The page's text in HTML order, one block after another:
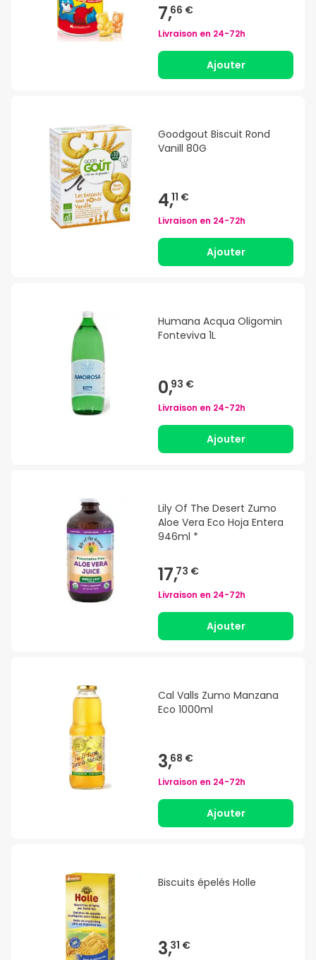
7,66 €
Livraison en 24-72h
Ajouter
Goodgout Biscuit Rond
Vanill 80G
4,11 €
Livraison en 24-72h
Ajouter
Humana Acqua Oligomin
Fonteviva 1L
0,93 €
Livraison en 24-72h
Ajouter
Lily Of The Desert Zumo
Aloe Vera Eco Hoja Entera
946ml *
17,73 €
Livraison en 24-72h
Ajouter
Cal Valls Zumo Manzana
Eco 1000ml
3,68 €
Livraison en 24-72h
Ajouter
Biscuits épelés Holle
3,31 €